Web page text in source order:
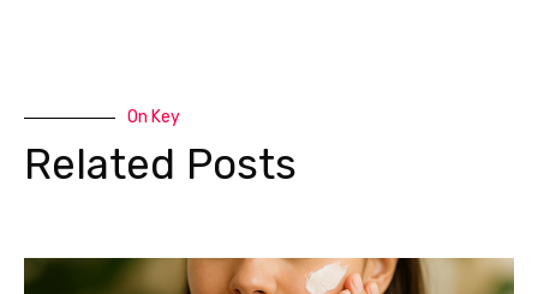
On Key
Related Posts